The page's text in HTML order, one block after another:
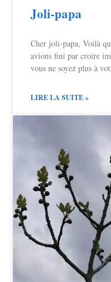
Joli-papa
Cher joli-papa, Voilà
avions fini par croire
vous ne soyez plus à
LIRE LA SUITE »